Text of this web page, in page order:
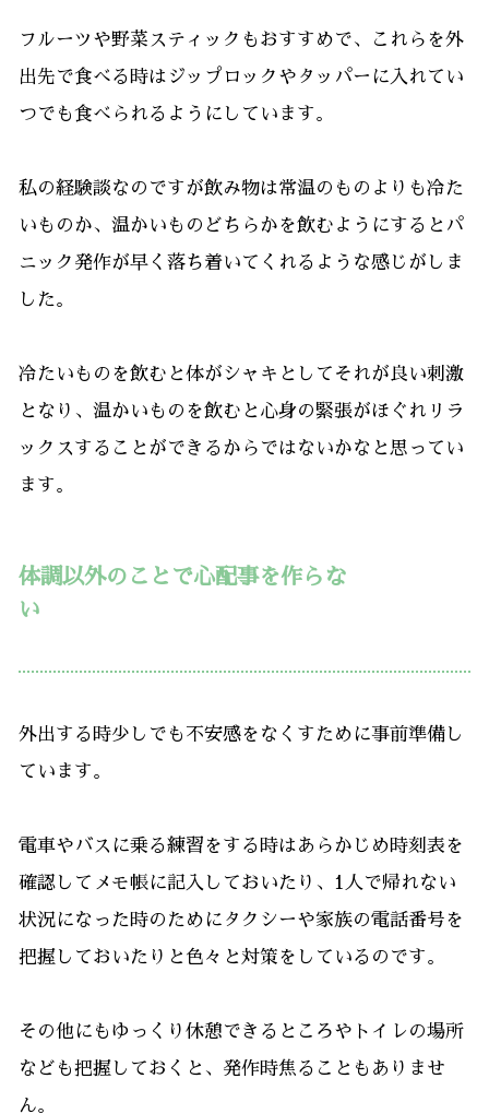
フルーツや野菜スティックもおすすめで、これらを外
出先で食べる時はジップロックやタッパーに入れてい
つでも食べられるようにしています。
私の経験談なのですが飲み物は常温のものよりも冷た
いものか、温かいものどちらかを飲むようにするとパ
ニック発作が早く落ち着いてくれるような感じがしま
した。
冷たいものを飲むと体がシャキとしてそれが良い刺激
となり、温かいものを飲むと心身の緊張がほぐれリラ
ックスすることができるからではないかなと思ってい
ます。
体調以外のことで心配事を作らな
い
外出する時少しでも不安感をなくすために事前準備し
ています。
電車やバスに乗る練習をする時はあらかじめ時刻表を
確認してメモ帳に記入しておいたり、1人で帰れない
状況になった時のためにタクシーや家族の電話番号を
把握しておいたりと色々と対策をしているのです。
その他にもゆっくり休憩できるところやトイレの場所
なども把握しておくと、発作時焦ることもありませ
ん。